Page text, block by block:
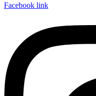
Facebook link